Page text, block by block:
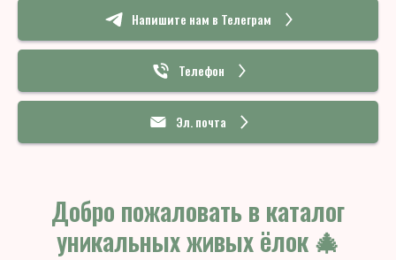
Напишите нам в Телеграм
Телефон
Эл. почта
Добро пожаловать в каталог
уникальных живых ёлок 🎄